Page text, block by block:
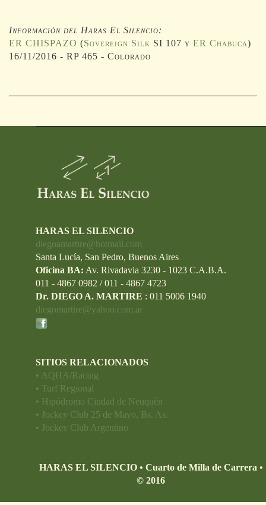
Información del Haras El Silencio:
ER CHISPAZO (Sovereign Silk SI 107 y ER Chabuca)
16/11/2016 - RP 465 - Colorado
HARAS EL SILENCIO
diegoamartire@hotmail.com
Santa Lucía, San Pedro, Buenos Aires
Oficina BA: Av. Rivadavia 3230 - 1023 C.A.B.A.
011 - 4867 0982 / 011 - 4867 4723
Dr. DIEGO A. MARTIRE : 011 5006 1940
diegomartire@yahoo.com.ar
SITIOS RELACIONADOS
• AQHA/Racing
• Turf Regional
• Hipódromo Ciudad de Neuquén
• Jockey Club 25 de Mayo, Bs. As.
• Jockey Club Argentino
HARAS EL SILENCIO • Cuarto de Milla de Carrera •
© 2016